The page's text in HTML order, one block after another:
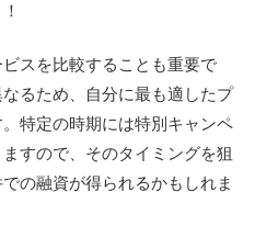
スを比較することも重要で
るため、自分に最も適したプ
特定の時期には特別キャンペ
すので、そのタイミングを狙
の融資が得られるかもしれま